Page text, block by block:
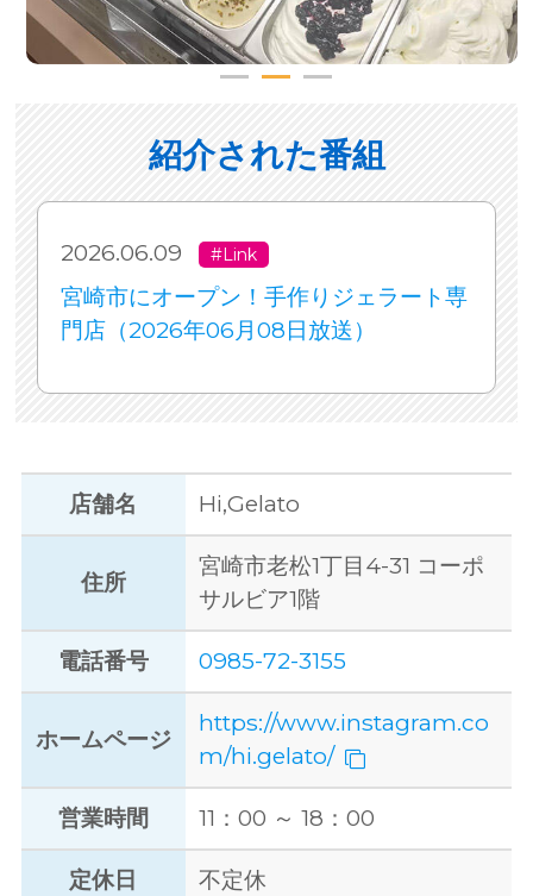
紹介された番組
2026.06.09 #Link
宮崎市にオープン！手作りジェラート専
門店（2026年06月08日放送）
店舗名 Hi,Gelato
住所
宮崎市老松1丁目4-31 コーポ
サルビア1階
電話番号 0985-72-3155
ホームページ
https://www.instagram.co
m/hi.gelato/
営業時間 11：00 ～ 18：00
定休日 不定休